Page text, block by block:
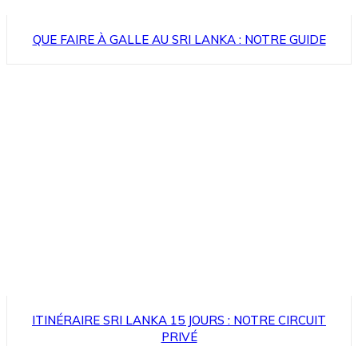
QUE FAIRE À GALLE AU SRI LANKA : NOTRE GUIDE
ITINÉRAIRE SRI LANKA 15 JOURS : NOTRE CIRCUIT
PRIVÉ